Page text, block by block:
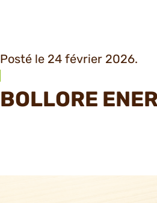
Posté le 24 février 2026.
BOLLORE